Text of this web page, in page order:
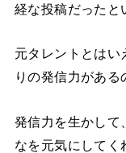
経な投稿だったと
元タレントとはい
りの発信力がある
発信力を生かして
なを元気にしてく